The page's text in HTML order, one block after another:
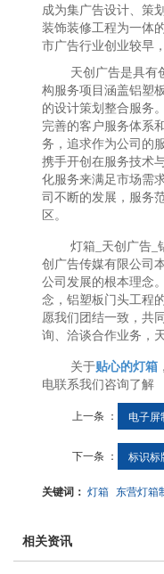
成为集广告设计、策
装饰装修工程为一体
市广告行业创业较早
天创广告是具有
构服务项目涵盖铝塑
的设计策划整合服务
完善的客户服务体系
务，追求作为公司的
携手开创在服务技术
化服务来满足市场需
司不断的发展，服务
区。
灯箱_天创广告_
创广告传媒有限公司
公司发展的根本理念
念，铝塑板门头工程
愿我们团结一致，共
询、洽谈合作业务，
关于贴心的灯箱
电联系我们咨询了解
上一条 ： 电子屏
下一条 ： 标识标
关键词：灯箱 东营灯箱
相关资讯